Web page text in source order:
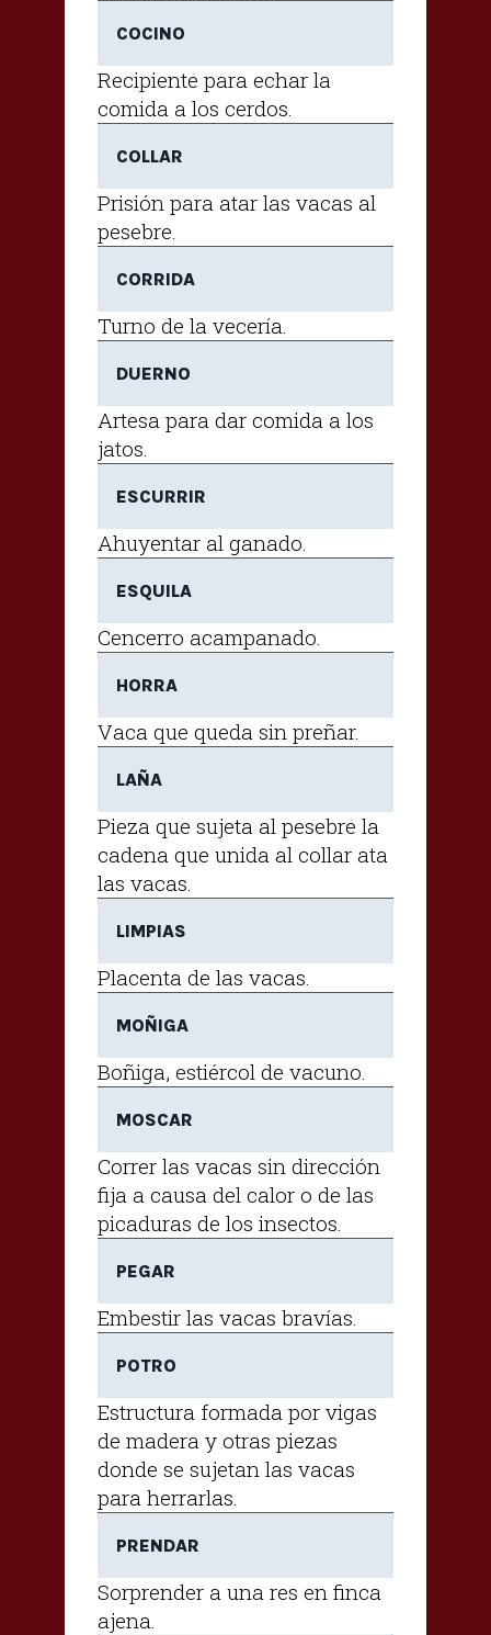
COCINO
Recipiente para echar la
comida a los cerdos.
COLLAR
Prisión para atar las vacas al
pesebre.
CORRIDA
Turno de la vecería.
DUERNO
Artesa para dar comida a los
jatos.
ESCURRIR
Ahuyentar al ganado.
ESQUILA
Cencerro acampanado.
HORRA
Vaca que queda sin preñar.
LAÑA
Pieza que sujeta al pesebre la
cadena que unida al collar ata
las vacas.
LIMPIAS
Placenta de las vacas.
MOÑIGA
Boñiga, estiércol de vacuno.
MOSCAR
Correr las vacas sin dirección
fija a causa del calor o de las
picaduras de los insectos.
PEGAR
Embestir las vacas bravías.
POTRO
Estructura formada por vigas
de madera y otras piezas
donde se sujetan las vacas
para herrarlas.
PRENDAR
Sorprender a una res en finca
ajena.